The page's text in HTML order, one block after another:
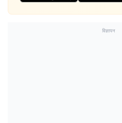
विज्ञापन